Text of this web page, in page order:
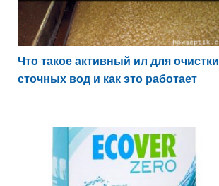
Что такое активный ил для очистки
сточных вод и как это работает